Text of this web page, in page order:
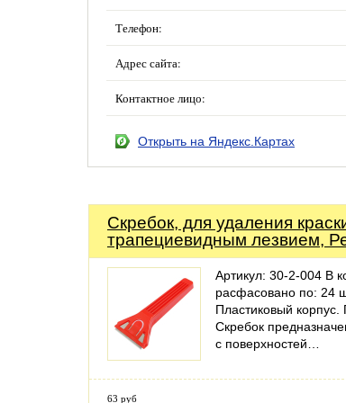
Телефон:
Адрес сайта:
Контактное лицо:
Открыть на Яндекс.Картах
Скребок, для удаления
трапециевидным лезвием,
Артикул: 30-2-004 В
расфасовано по: 24
Пластиковый
Скребок
с поверхностей…
63 руб